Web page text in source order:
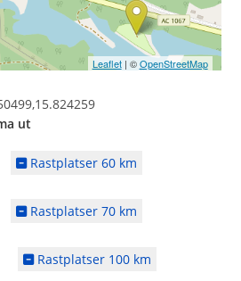
Leaflet| ©OpenStreetMap
ut
Rastplatser 60 km
Rastplatser 70 km
Rastplatser 100 km